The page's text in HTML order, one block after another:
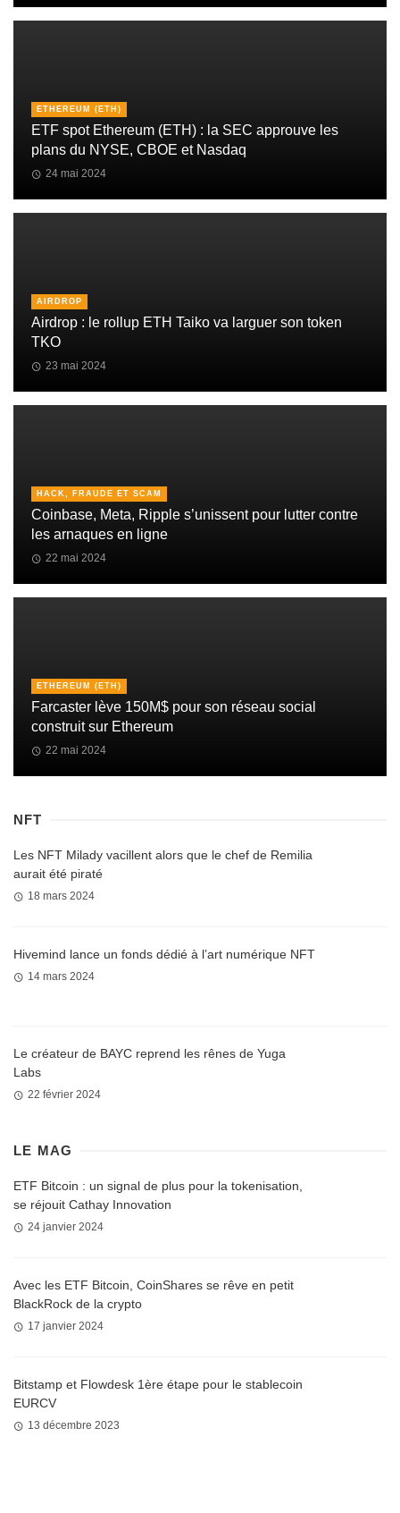
ETHEREUM (ETH)
ETF spot Ethereum (ETH) : la SEC approuve les
plans du NYSE, CBOE et Nasdaq
24 mai 2024
AIRDROP
Airdrop : le rollup ETH Taiko va larguer son token
TKO
23 mai 2024
HACK, FRAUDE ET SCAM
Coinbase, Meta, Ripple s’unissent pour lutter contre
les arnaques en ligne
22 mai 2024
ETHEREUM (ETH)
Farcaster lève 150M$ pour son réseau social
construit sur Ethereum
22 mai 2024
NFT
Les NFT Milady vacillent alors que le chef de Remilia
aurait été piraté
18 mars 2024
Hivemind lance un fonds dédié à l’art numérique NFT
14 mars 2024
Le créateur de BAYC reprend les rênes de Yuga
Labs
22 février 2024
LE MAG
ETF Bitcoin : un signal de plus pour la tokenisation,
se réjouit Cathay Innovation
24 janvier 2024
Avec les ETF Bitcoin, CoinShares se rêve en petit
BlackRock de la crypto
17 janvier 2024
Bitstamp et Flowdesk 1ère étape pour le stablecoin
EURCV
13 décembre 2023